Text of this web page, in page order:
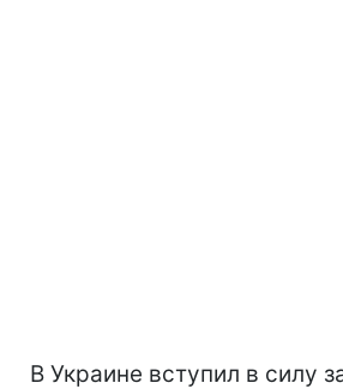
В Украине вступил в силу